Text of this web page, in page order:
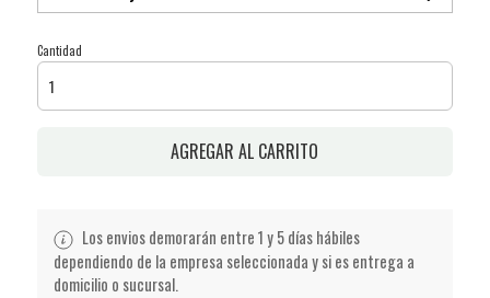
Cantidad
AGREGAR AL CARRITO
Los envios demorarán entre 1 y 5 días hábiles
dependiendo de la empresa seleccionada y si es entrega a
domicilio o sucursal.